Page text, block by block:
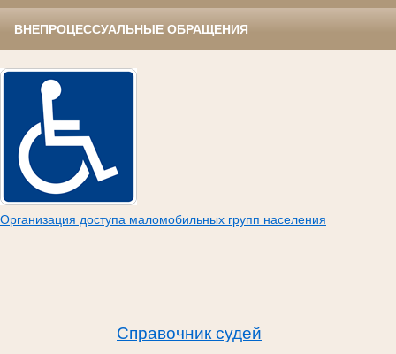
ВНЕПРОЦЕССУАЛЬНЫЕ ОБРАЩЕНИЯ
Организация доступа маломобильных групп населения
Справочник судей